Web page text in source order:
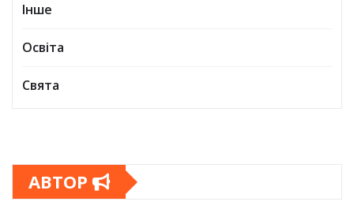
Інше
Освіта
Свята
АВТОР